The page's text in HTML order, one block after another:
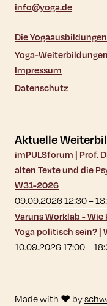
info@yoga.de
Die
Yoga-Weiterbildungen
Impressum
Datenschutz
Aktuelle
imPULSforum | Prof.
alten Texte und die
W31-2026
09.09.2026 12:30–
Varuns Worklab -
Yoga politisch sein? |
10.09.2026 17:00–
Made with ♥ by